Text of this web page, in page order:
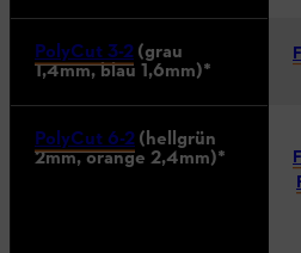
PolyCut 3-2(grau
1,4mm, blau 1,6mm)*
PolyCut 6-2(hellgrün
2mm, orange 2,4mm)*